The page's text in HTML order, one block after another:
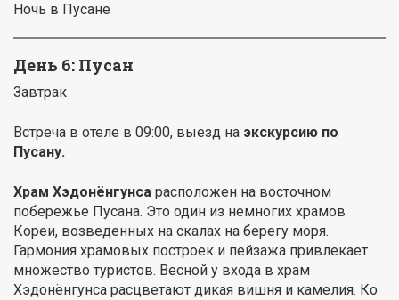
Ночь в Пусане
День 6: Пусан
Завтрак
Встреча в отеле в 09:00, выезд на экскурсию по
Пусану.
Храм Хэдонёнгунса расположен на восточном
побережье Пусана. Это один из немногих храмов
Кореи, возведенных на скалах на берегу моря.
Гармония храмовых построек и пейзажа привлекает
множество туристов. Весной у входа в храм
Хэдонёнгунса расцветают дикая вишня и камелия. Ко